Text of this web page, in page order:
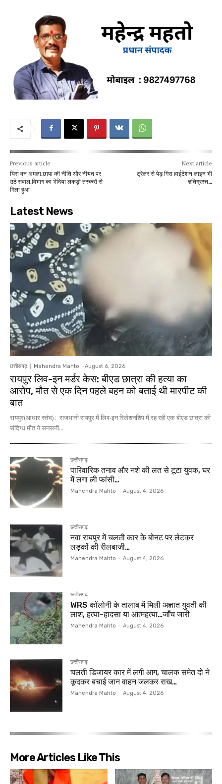
Previous article
घिरा वन अमला,छापा की नीति और नीयत पर
उठे सवाल,विभाग का भेदिया लकड़ी तस्करों से
मिला हुआ
Next article
ट्रेलर से पेड़ गिरा हाईटेंशन लाइन भी
क्षतिग्रस्त…
Latest News
छत्तीसगढ़ Mahendra Mahto - August 6, 2026
रायपुर लिव-इन मर्डर केस: बीएड छात्रा की हत्या का
आरोप, मौत से एक दिन पहले बहन को बताई थी मारपीट की
बात
रायपुर(आधार स्तंभ) : राजधानी रायपुर में लिव-इन रिलेशनशिप में रह रही एक बीएड छात्रा की
संदिग्ध मौत ने सनसनी...
छत्तीसगढ़
पारिवारिक तनाव और नशे की लत से टूटा युवक, घर
में लगा ली फांसी…
Mahendra Mahto - August 4, 2026
छत्तीसगढ़
नवा रायपुर में चलती कार के बोनट पर लेटकर
लड़कों की रीलबाजी…
Mahendra Mahto - August 4, 2026
छत्तीसगढ़
WRS कॉलोनी के तालाब में मिली अज्ञात युवती की
लाश, हत्या-हादसा या आत्महत्या…जाँच जारी
Mahendra Mahto - August 4, 2026
छत्तीसगढ़
चलती डिजायर कार में लगी आग, चालक समेत दो ने
कूदकर बचाई जान वाहन जलकर राख…
Mahendra Mahto - August 4, 2026
More Articles Like This